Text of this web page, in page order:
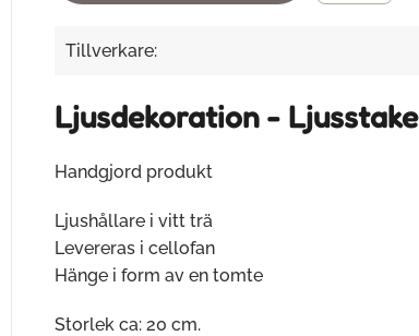
Tillverkare:
Ljusdekoration - Ljusstake
Handgjord produkt
Ljushållare i vitt trä
Levereras i cellofan
Hänge i form av en tomte
Storlek ca: 20 cm.